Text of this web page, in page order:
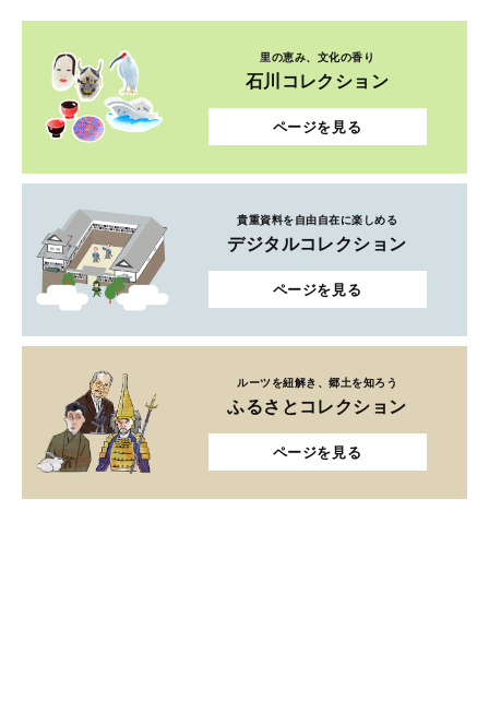
里の恵み、文化の香り
石川コレクション
ページを見る
貴重資料を自由自在に楽しめる
デジタルコレクション
ページを見る
ルーツを紐解き、郷土を知ろう
ふるさとコレクション
ページを見る